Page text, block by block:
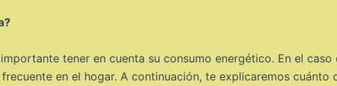
tener en cuenta su consumo energético. En el
en el hogar. A continuación, te explicaremos